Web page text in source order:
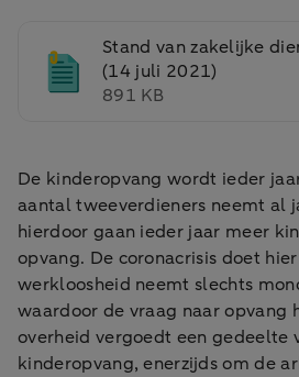
Stand van zakelijke
(14 juli 2021)
891 KB
De kinderopvang wordt ieder
aantal tweeverdieners neemt al
hierdoor gaan ieder jaar meer
opvang. De coronacrisis doet
werkloosheid neemt slechts
waardoor de vraag naar opvang
overheid vergoedt een gedeelte
kinderopvang, enerzijds om de